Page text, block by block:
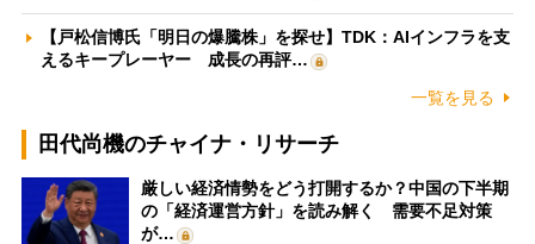
【戸松信博氏「明日の爆騰株」を探せ】TDK：AIインフラを支
えるキープレーヤー 成長の再評…
一覧を見る
田代尚機のチャイナ・リサーチ
厳しい経済情勢をどう打開するか？中国の下半期
の「経済運営方針」を読み解く 需要不足対策
が…